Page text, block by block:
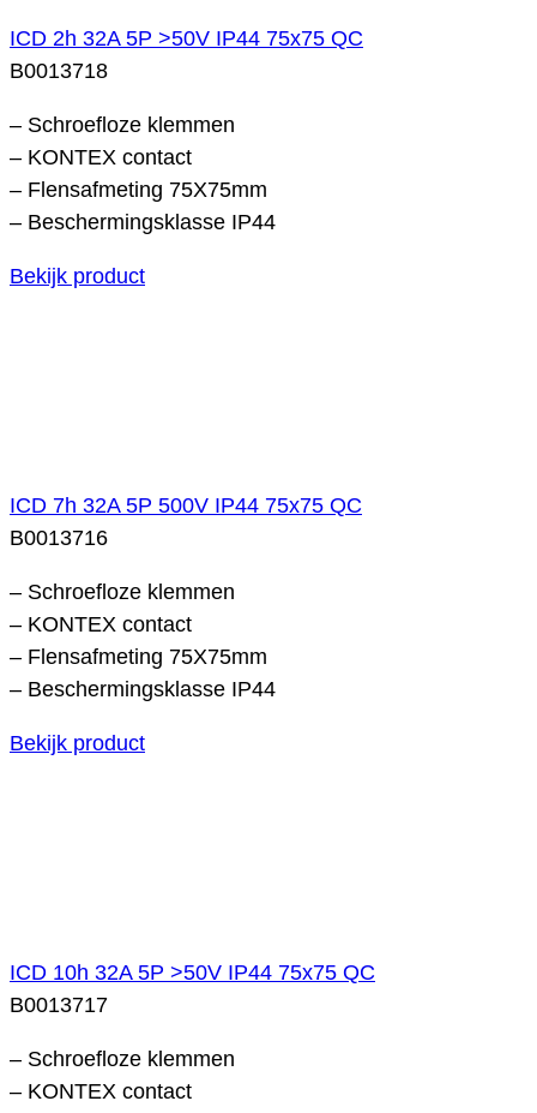
ICD 2h 32A 5P >50V IP44 75x75 QC
B0013718
– Schroefloze klemmen
– KONTEX contact
– Flensafmeting 75X75mm
– Beschermingsklasse IP44
Bekijk product
ICD 7h 32A 5P 500V IP44 75x75 QC
B0013716
– Schroefloze klemmen
– KONTEX contact
– Flensafmeting 75X75mm
– Beschermingsklasse IP44
Bekijk product
ICD 10h 32A 5P >50V IP44 75x75 QC
B0013717
– Schroefloze klemmen
– KONTEX contact